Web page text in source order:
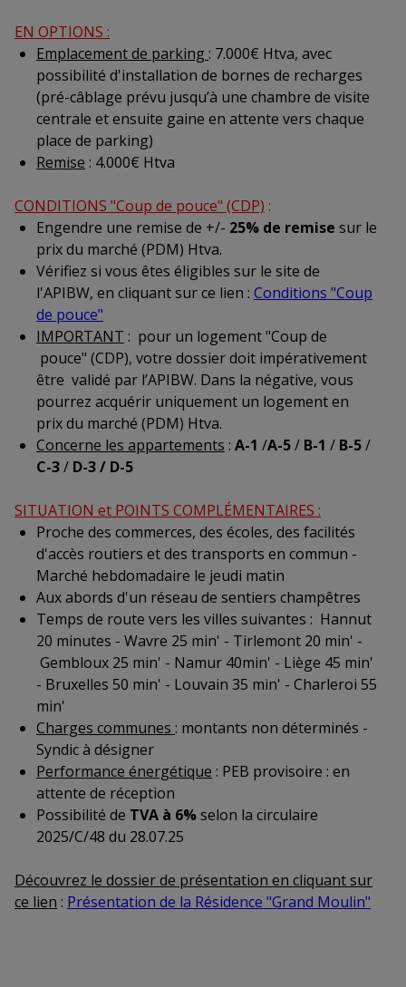
EN OPTIONS :
Emplacement de parking : 7.000€ Htva, avec
possibilité d'installation de bornes de recharges
(pré-câblage prévu jusqu’à une chambre de visite
centrale et ensuite gaine en attente vers chaque
place de parking)
Remise : 4.000€ Htva
CONDITIONS "Coup de pouce" (CDP) :
Engendre une remise de +/- 25% de remise sur le
prix du marché (PDM) Htva.
Vérifiez si vous êtes éligibles sur le site de
l'APIBW, en cliquant sur ce lien : Conditions "Coup
de pouce"
IMPORTANT : pour un logement "Coup de
pouce" (CDP), votre dossier doit impérativement
être validé par l’APIBW. Dans la négative, vous
pourrez acquérir uniquement un logement en
prix du marché (PDM) Htva.
Concerne les appartements : A-1 /A-5/ B-1 / B-5/
C-3/ D-3 / D-5
SITUATION et POINTS COMPLÉMENTAIRES :
Proche des commerces, des écoles, des facilités
d'accès routiers et des transports en commun -
Marché hebdomadaire le jeudi matin
Aux abords d'un réseau de sentiers champêtres
Temps de route vers les villes suivantes : Hannut
20 minutes - Wavre 25 min' - Tirlemont 20 min' -
Gembloux 25 min' - Namur 40min' - Liège 45 min'
- Bruxelles 50 min' - Louvain 35 min' - Charleroi 55
min'
Charges communes : montants non déterminés -
Syndic à désigner
Performance énergétique : PEB provisoire : en
attente de réception
Possibilité de TVA à 6%selon la circulaire
2025/C/48 du 28.07.25
Découvrez le dossier de présentation en cliquant sur
ce lien : Présentation de la Résidence "Grand Moulin"